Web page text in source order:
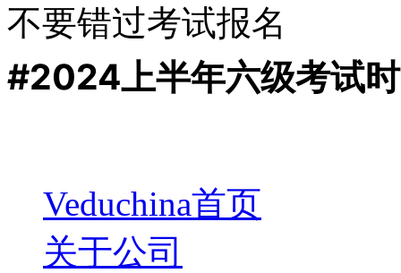
不要错过考试报名
#2024上半年六级考试
Veduchina首页
关于公司